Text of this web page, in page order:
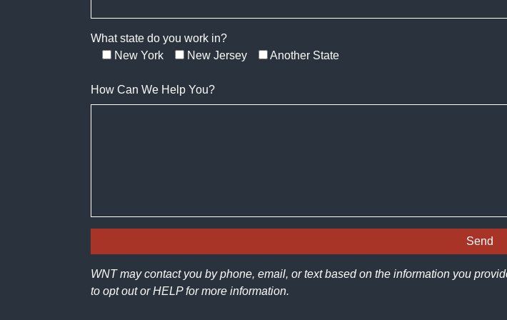
What state do you work in?
New York
New Jersey Another State
How Can We Help You?
WNT may contact you by phone, email, or text based on the information you
to opt out or HELP for more information.